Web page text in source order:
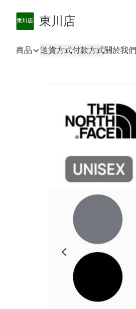
東川店
商品 送貨方式付款方式關於我們